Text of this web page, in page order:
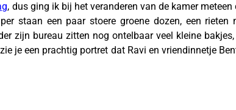
, dus ging ik bij het veranderen van de kamer meteen
staan een paar stoere groene dozen, een rieten
zijn bureau zitten nog ontelbaar veel kleine
je een prachtig portret dat Ravi en vriendinnetje